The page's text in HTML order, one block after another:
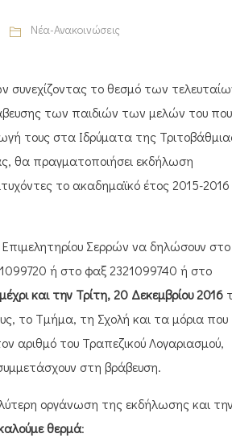
Νέα-Ανακοινώσεις
συνεχίζοντας το θεσμό των
των παιδιών των μελών του που
τους στα Ιδρύματα της
θα πραγματοποιήσει εκδήλωση
το ακαδημαϊκό έτος 2015-2016
Σερρών να δηλώσουν στο
ή στο φαξ 2321099740 ή στο
μέχρι και την Τρίτη, 20 Δεκεμβρίου 2016
το Τμήμα, τη Σχολή και τα μόρια που
αριθμό του Τραπεζικού Λογαριασμού,
στη βράβευση.
οργάνωση της εκδήλωσης και
θερμά: